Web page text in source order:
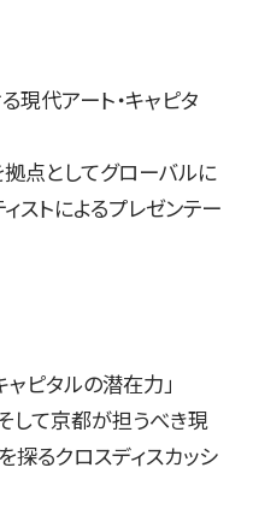
現代アート・キャピタ
拠点としてグローバルに
ストによるプレゼンテー
ャピタルの潜在力」
して京都が担うべき現
探るクロスディスカッシ